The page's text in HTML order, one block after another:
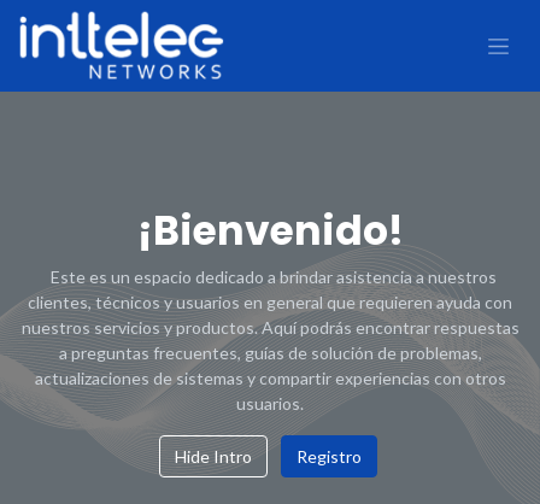
¡Bienvenido!
Este es un espacio dedicado a brindar asistencia a nuestros
clientes, técnicos y usuarios en general que requieren ayuda con
nuestros servicios y productos. Aquí podrás encontrar respuestas
a preguntas frecuentes, guías de solución de problemas,
actualizaciones de sistemas y compartir experiencias con otros
usuarios.
Hide Intro Registro